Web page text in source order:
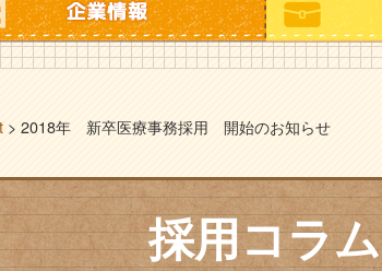
> 2018年 新卒医療事務採用 開始のお知らせ
採用コラム